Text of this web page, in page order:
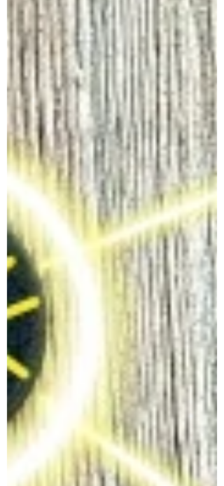
と』が増えるので 自己肯定感に繋がるので
す。 また控え目な方も多いので 『我慢』す
ることが身についていると 不調になりやす
い傾向もありますから できないものは「で
きない」と 苦手なものは「苦手」だと 辛い
時は「辛い」と発するよう促しています。
自分のことは言葉にしないと誰も気づいてく
れないのです。 ですから 私たちスタッフは
ほんの小さな『やる気と勇気』でも見逃さず
自己発信できた時はプラスのフィードバック
を贈りつつ これからもみなさ